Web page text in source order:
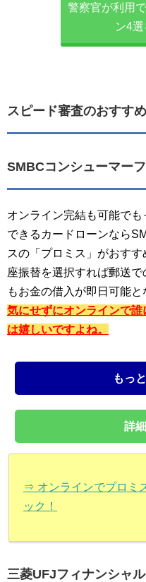
警察官が利用
ン4
スピード審査のおすす
SMBCコンシューマー
オンライン完結も可能で
できるカードローンなら
スの「プロミス」がおす
座振替を選択すれば郵送
もお金の借入が即日可能と
気にせずにオンラインで
は嬉しいですよね。
もっ
詳
⇒ オンラインでプロミ
ック！
三菱UFJフィナンシャ